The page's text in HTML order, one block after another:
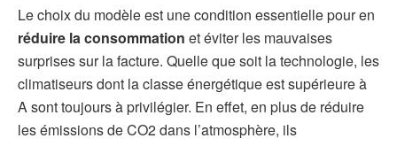
Le choix du modèle est une condition essentielle pour en
réduire la consommation et éviter les mauvaises
surprises sur la facture. Quelle que soit la technologie, les
climatiseurs dont la classe énergétique est supérieure à
A sont toujours à privilégier. En effet, en plus de réduire
les émissions de CO2 dans l’atmosphère, ils